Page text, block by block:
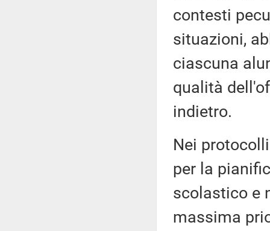
contesti
situazioni,
ciascuna
qualità
indietro.
Nei
per la
scolastico e
massima